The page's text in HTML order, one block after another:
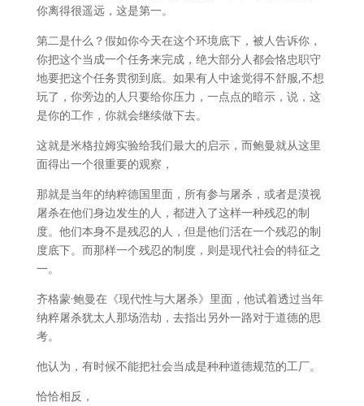
你离得很遥远，这是第一。
第二是什么？假如你今天在这个环境底下，被人告诉你，
你把这个当成一个任务来完成，绝大部分人都会恪忠职守
地要把这个任务贯彻到底。如果有人中途觉得不舒服,不想
玩了，你旁边的人只要给你压力，一点点的暗示，说，这
是你的工作，你就会继续做下去。
这就是米格拉姆实验给我们最大的启示，而鲍曼就从这里
面得出一个很重要的观察，
那就是当年的纳粹德国里面，所有参与屠杀，或者是漠视
屠杀在他们身边发生的人，都进入了这样一种残忍的制
度。他们本身不是残忍的人，但是他们活在一个残忍的制
度底下。而那样一个残忍的制度，则是现代社会的特征之
一。
齐格蒙·鲍曼在《现代性与大屠杀》里面，他试着透过当年
纳粹屠杀犹太人那场浩劫，去指出另外一路对于道德的思
考。
他认为，有时候不能把社会当成是种种道德规范的工厂。
恰恰相反，